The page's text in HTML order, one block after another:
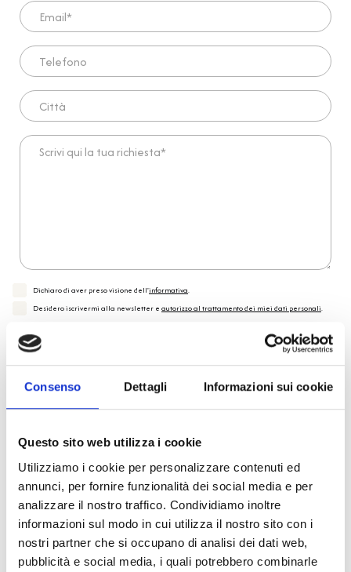
Consenso Dettagli Informazioni sui cookie
Questo sito web utilizza i cookie
Utilizziamo i cookie per personalizzare contenuti ed
annunci, per fornire funzionalità dei social media e per
analizzare il nostro traffico. Condividiamo inoltre
informazioni sul modo in cui utilizza il nostro sito con i
nostri partner che si occupano di analisi dei dati web,
pubblicità e social media, i quali potrebbero combinarle
Email*
Telefono
Città
Scrivi qui la tua richiesta*
Dichiaro di aver preso visione dell'informativa.
Desidero iscrivermi alla newsletter e autorizzo al trattamento dei miei dati personali.
Reso facile e veloce
PRONTA consegna
Spedizione Gratuita